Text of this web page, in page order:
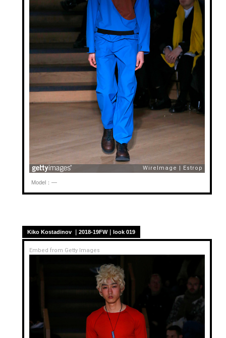
Model：—
Kiko Kostadinov ｜2018-19FW｜look 019
Embed from Getty Images